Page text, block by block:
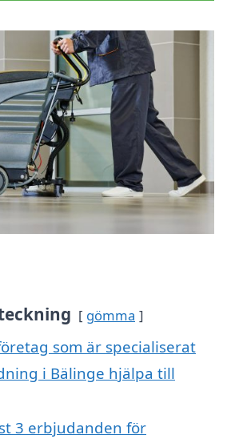
gömma
som är specialiserat
i Bälinge hjälpa till
3 erbjudanden för